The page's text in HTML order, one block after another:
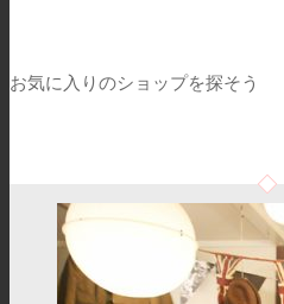
お気に入りのショップを探そう